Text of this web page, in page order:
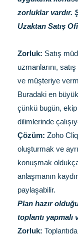
zorluklar vardır.
Uzaktan Satış
Zorluk: Satış
uzmanlarını,
ve müşteriye
Buradaki en
çünkü bugün,
dilimlerinde
Çözüm: Zoho
oluşturmak ve
konuşmak
anlaşmanın
paylaşabilir.
Plan hazır
toplantı yapmalı
Zorluk: